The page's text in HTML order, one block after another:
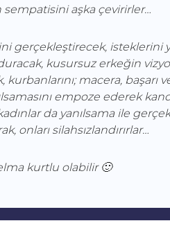
aşka çevirirler…
gerçekleştirecek, isteklerini
kusursuz erkeğin
macera, başarı
empoze ederek
da yanılsama ile
onları silahsızlandırırlar…
kurtlu olabilir 🙂